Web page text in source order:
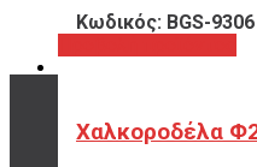
Κωδικός: BGS-9306
Χαλκοροδέλα
ΤΡΟΠΟΙ